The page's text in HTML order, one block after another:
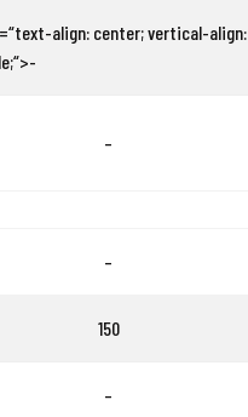
align: center; vertical-align:
–
–
150
–